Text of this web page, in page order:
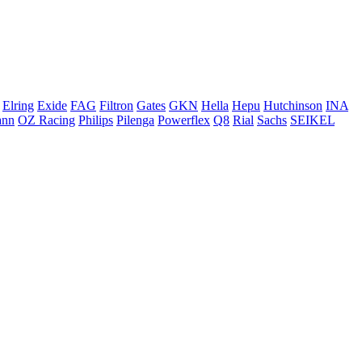
Elring Exide FAG Filtron Gates GKN Hella Hepu Hutchinson INA
OZ Racing Philips Pilenga Powerflex Q8 Rial Sachs SEIKEL